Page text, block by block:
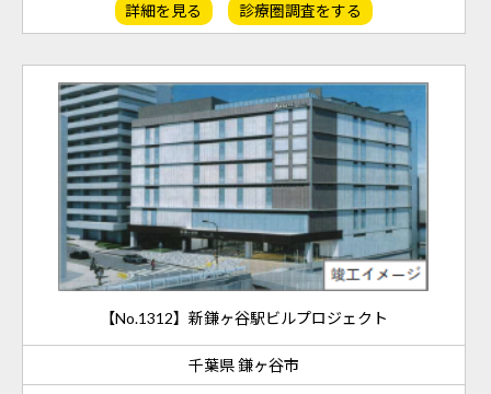
詳細を見る 診療圏調査をする
【No.1312】新鎌ヶ谷駅ビルプロジェクト
千葉県 鎌ヶ谷市